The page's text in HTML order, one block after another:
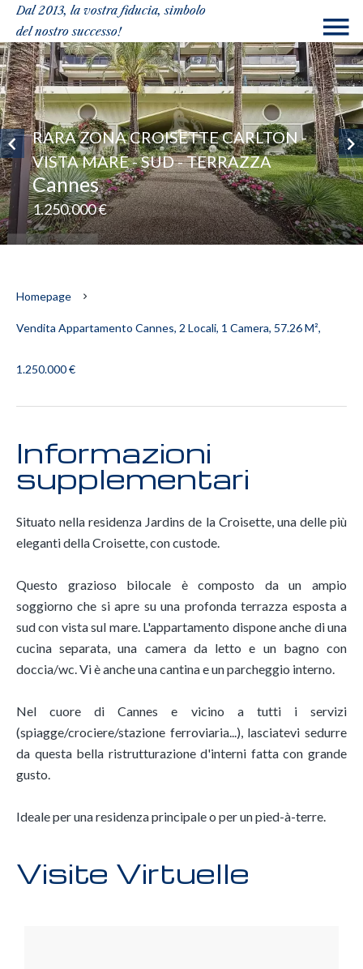
Dal 2013, la vostra fiducia, simbolo
del nostro successo!
RARA ZONA CROISETTE CARLTON -
VISTA MARE - SUD - TERRAZZA
Cannes
1.250.000 €
Homepage
Vendita Appartamento Cannes, 2 Locali, 1 Camera, 57.26 M²,
1.250.000 €
Informazioni
supplementari
Situato nella residenza Jardins de la Croisette, una delle più
eleganti della Croisette, con custode.
Questo grazioso bilocale è composto da un ampio
soggiorno che si apre su una profonda terrazza esposta a
sud con vista sul mare. L'appartamento dispone anche di una
cucina separata, una camera da letto e un bagno con
doccia/wc. Vi è anche una cantina e un parcheggio interno.
Nel cuore di Cannes e vicino a tutti i servizi
(spiagge/crociere/stazione ferroviaria...), lasciatevi sedurre
da questa bella ristrutturazione d'interni fatta con grande
gusto.
Ideale per una residenza principale o per un pied-à-terre.
Visite Virtuelle